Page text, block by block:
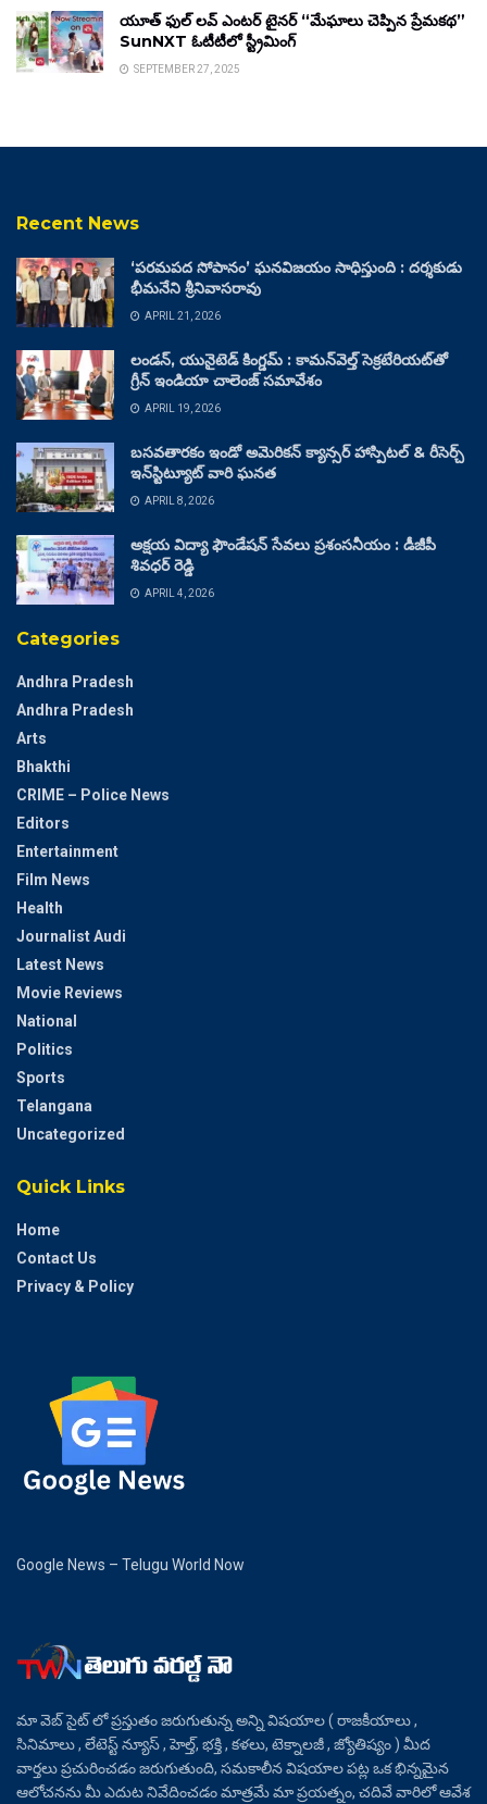
యూత్ ఫుల్ లవ్ ఎంటర్ టైనర్ “మేఘాలు చెప్పిన ప్రేమకథ”
SunNXT ఓటీటీలో స్ట్రీమింగ్
SEPTEMBER 27, 2025
Recent News
‘పరమపద సోపానం’ ఘనవిజయం సాధిస్తుంది : దర్శకుడు
భీమనేని శ్రీనివాసరావు
APRIL 21, 2026
లండన్, యునైటెడ్ కింగ్డమ్ : కామన్‌వెల్త్ సెక్రటేరియట్‌తో
గ్రీన్ ఇండియా చాలెంజ్ సమావేశం
APRIL 19, 2026
బసవతారకం ఇండో అమెరికన్ క్యాన్సర్ హాస్పిటల్ & రీసెర్చ్
ఇన్‌స్టిట్యూట్ వారి ఘనత
APRIL 8, 2026
అక్షయ విద్యా ఫౌండేషన్ సేవలు ప్రశంసనీయం : డీజీపీ
శివధర్ రెడ్డి
APRIL 4, 2026
Categories
Andhra Pradesh
Andhra Pradesh
Arts
Bhakthi
CRIME – Police News
Editors
Entertainment
Film News
Health
Journalist Audi
Latest News
Movie Reviews
National
Politics
Sports
Telangana
Uncategorized
Quick Links
Home
Contact Us
Privacy & Policy
Google News – Telugu World Now
మా వెబ్ సైట్ లో ప్రస్తుతం జరుగుతున్న అన్ని విషయాల ( రాజకీయాలు ,
సినిమాలు , లేటెస్ట్ న్యూస్ , హెల్త్, భక్తి , కళలు, టెక్నాలజీ , జ్యోతిష్యం ) మీద
వార్తలు ప్రచురించడం జరుగుతుంది, సమకాలీన విషయాల పట్ల ఒక భిన్నమైన
ఆలోచనను మీ ఎదుట నివేదించడం మాత్రమే మా ప్రయత్నం, చదివే వారిలో ఆవేశ